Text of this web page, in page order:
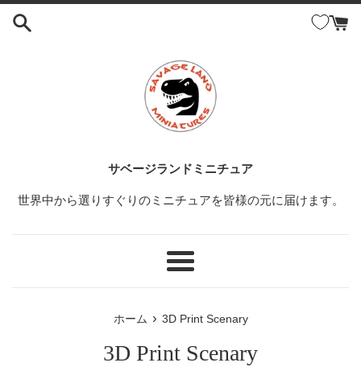
コ
サベージランドミニチュア
世界中から選りすぐりのミニチュアを皆様の元に届けます。
メ
ホーム › 3D Print Scenary
3D Print Scenary